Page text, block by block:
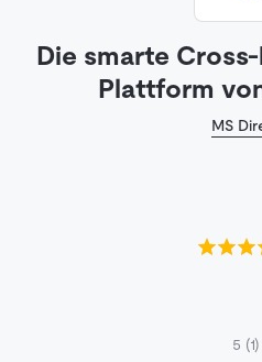
Die smarte
Plattform
MS
5 (1)